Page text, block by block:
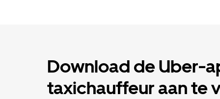
Download de Uber-
taxichauffeur aan te